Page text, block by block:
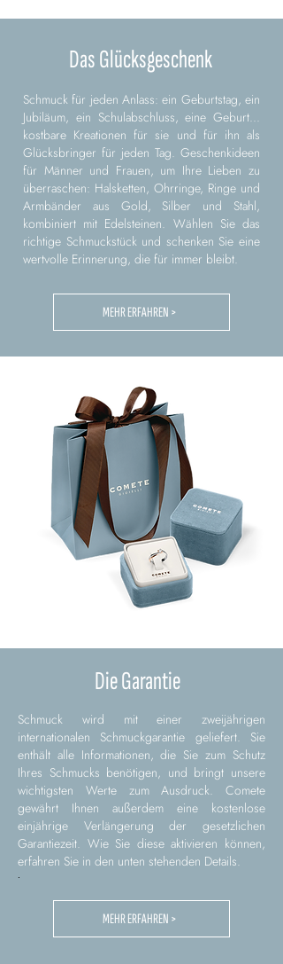
Das Glücksgeschenk
Schmuck für jeden Anlass: ein Geburtstag, ein
Jubiläum, ein Schulabschluss, eine Geburt...
kostbare Kreationen für sie und für ihn als
Glücksbringer für jeden Tag. Geschenkideen
für Männer und Frauen, um Ihre Lieben zu
überraschen: Halsketten, Ohrringe, Ringe und
Armbänder aus Gold, Silber und Stahl,
kombiniert mit Edelsteinen. Wählen Sie das
richtige Schmuckstück und schenken Sie eine
wertvolle Erinnerung, die für immer bleibt.
MEHR ERFAHREN >
Die Garantie
Schmuck wird mit einer zweijährigen
internationalen Schmuckgarantie geliefert. Sie
enthält alle Informationen, die Sie zum Schutz
Ihres Schmucks benötigen, und bringt unsere
wichtigsten Werte zum Ausdruck. Comete
gewährt Ihnen außerdem eine kostenlose
einjährige Verlängerung der gesetzlichen
Garantiezeit. Wie Sie diese aktivieren können,
erfahren Sie in den unten stehenden Details.
MEHR ERFAHREN >